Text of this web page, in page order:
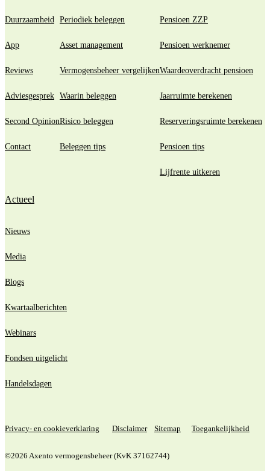
Duurzaamheid
App
Reviews
Adviesgesprek
Second Opinion
Contact
Periodiek beleggen
Asset management
Vermogensbeheer vergelijken
Waarin beleggen
Risico beleggen
Beleggen tips
Pensioen ZZP
Pensioen werknemer
Waardeoverdracht pensioen
Jaarruimte berekenen
Reserveringsruimte berekenen
Pensioen tips
Lijfrente uitkeren
Actueel
Nieuws
Media
Blogs
Kwartaalberichten
Webinars
Fondsen uitgelicht
Handelsdagen
Privacy- en cookieverklaring Disclaimer Sitemap Toegankelijkheid
©2026 Axento vermogensbeheer (KvK 37162744)